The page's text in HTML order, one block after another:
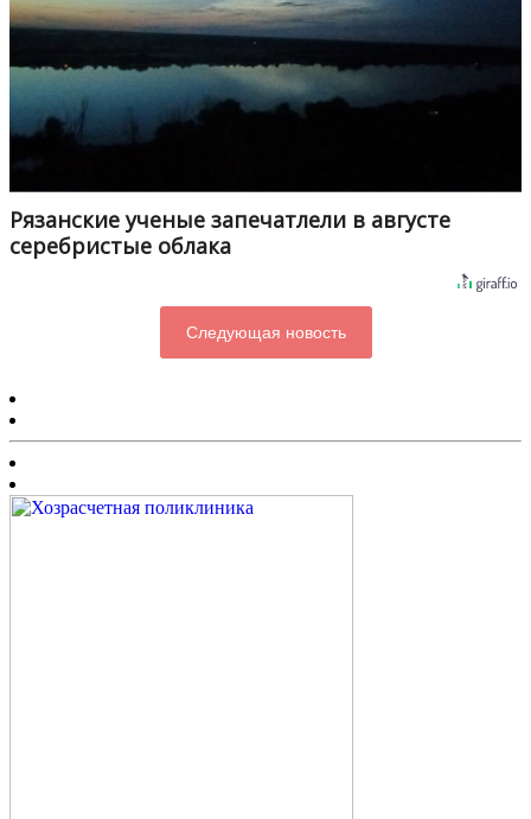
Рязанские ученые запечатлели в августе
серебристые облака
Следующая новость